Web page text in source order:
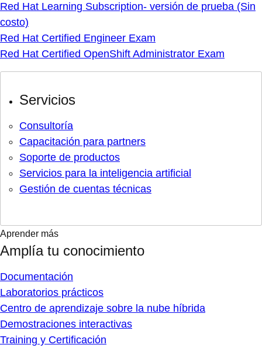
Red Hat Learning Subscription- versión de prueba (Sin
costo)
Red Hat Certified Engineer Exam
Red Hat Certified OpenShift Administrator Exam
Servicios
Consultoría
Capacitación para partners
Soporte de productos
Servicios para la inteligencia artificial
Gestión de cuentas técnicas
Aprender más
Amplía tu conocimiento
Documentación
Laboratorios prácticos
Centro de aprendizaje sobre la nube híbrida
Demostraciones interactivas
Training y Certificación